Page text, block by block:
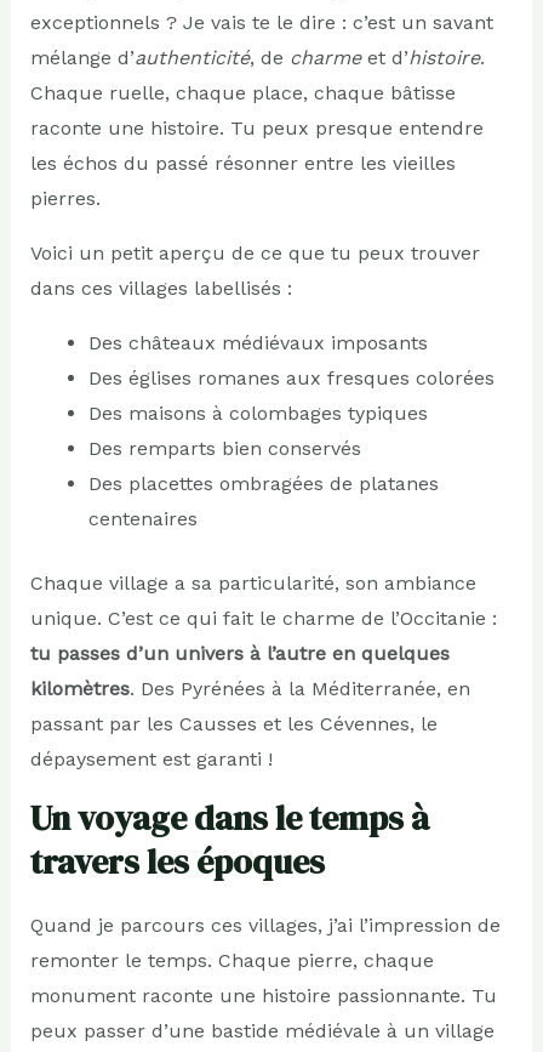
exceptionnels ? Je vais te le dire : c’est un savant
mélange d’authenticité, de charmeet d’histoire.
Chaque ruelle, chaque place, chaque bâtisse
raconte une histoire. Tu peux presque entendre
les échos du passé résonner entre les vieilles
pierres.
Voici un petit aperçu de ce que tu peux trouver
dans ces villages labellisés :
Des châteaux médiévaux imposants
Des églises romanes aux fresques colorées
Des maisons à colombages typiques
Des remparts bien conservés
Des placettes ombragées de platanes
centenaires
Chaque village a sa particularité, son ambiance
unique. C’est ce qui fait le charme de l’Occitanie :
tu passes d’un univers à l’autre en quelques
kilomètres. Des Pyrénées à la Méditerranée, en
passant par les Causses et les Cévennes, le
dépaysement est garanti !
Un voyage dans le temps à
travers les époques
Quand je parcours ces villages, j’ai l’impression de
remonter le temps. Chaque pierre, chaque
monument raconte une histoire passionnante. Tu
peux passer d’une bastide médiévale à un village